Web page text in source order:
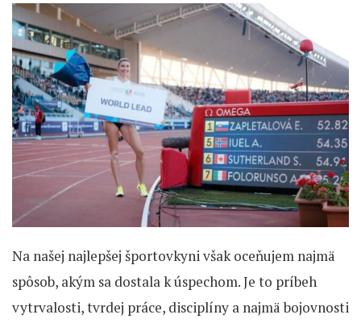
Na našej najlepšej športovkyni však oceňujem najmä
spôsob, akým sa dostala k úspechom. Je to príbeh
vytrvalosti, tvrdej práce, disciplíny a najmä bojovnosti